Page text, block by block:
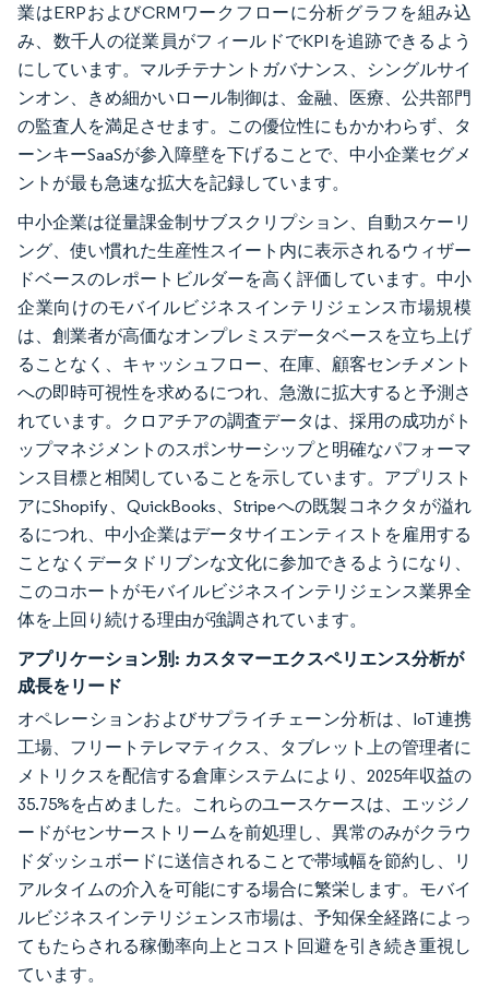
業はERPおよびCRMワークフローに分析グラフを組み込
み、数千人の従業員がフィールドでKPIを追跡できるよう
にしています。マルチテナントガバナンス、シングルサイ
ンオン、きめ細かいロール制御は、金融、医療、公共部門
の監査人を満足させます。この優位性にもかかわらず、タ
ーンキーSaaSが参入障壁を下げることで、中小企業セグメ
ントが最も急速な拡大を記録しています。
中小企業は従量課金制サブスクリプション、自動スケーリ
ング、使い慣れた生産性スイート内に表示されるウィザー
ドベースのレポートビルダーを高く評価しています。中小
企業向けのモバイルビジネスインテリジェンス市場規模
は、創業者が高価なオンプレミスデータベースを立ち上げ
ることなく、キャッシュフロー、在庫、顧客センチメント
への即時可視性を求めるにつれ、急激に拡大すると予測さ
れています。クロアチアの調査データは、採用の成功がト
ップマネジメントのスポンサーシップと明確なパフォーマ
ンス目標と相関していることを示しています。アプリスト
アにShopify、QuickBooks、Stripeへの既製コネクタが溢れ
るにつれ、中小企業はデータサイエンティストを雇用する
ことなくデータドリブンな文化に参加できるようになり、
このコホートがモバイルビジネスインテリジェンス業界全
体を上回り続ける理由が強調されています。
アプリケーション別: カスタマーエクスペリエンス分析が
成長をリード
オペレーションおよびサプライチェーン分析は、IoT連携
工場、フリートテレマティクス、タブレット上の管理者に
メトリクスを配信する倉庫システムにより、2025年収益の
35.75%を占めました。これらのユースケースは、エッジノ
ードがセンサーストリームを前処理し、異常のみがクラウ
ドダッシュボードに送信されることで帯域幅を節約し、リ
アルタイムの介入を可能にする場合に繁栄します。モバイ
ルビジネスインテリジェンス市場は、予知保全経路によっ
てもたらされる稼働率向上とコスト回避を引き続き重視し
ています。